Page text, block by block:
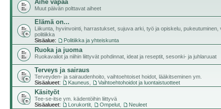
Aihe vapaa
Muut päivän polttavat aiheet
Elämä on...
Liikunta, hyvinvointi, harrastukset, sujuva arki, työ ja opiskelu, pukeutuminen,
politiikka
Sisäalue:
Politiikka ja yhteiskunta
Ruoka ja juoma
Ruokavaliot ja niihin liittyvät pohdinnat, ideat ja reseptit, sesonki- ja juhlaruuat
Terveys ja sairaus
Terveyden- ja sairaudenhoito, vaihtoehtoiset hoidot, lääkitseminen ym.
Sisäalueet:
Kauneus Vaihtoehtohoidot ja luontaistuotteet
Käsityöt
Tee-se-itse ym. kädentöihin liittyvä
Sisäalueet:
Lorukortit Ompelut Neuleet